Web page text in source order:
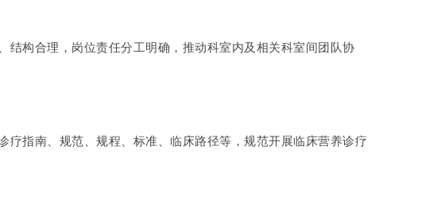
构合理，岗位责任分工明确，推动科室内及相关科室间团队协
指南、规范、规程、标准、临床路径等，规范开展临床营养诊疗